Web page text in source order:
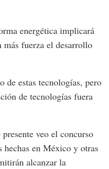
energética implicará
fuerza el desarrollo
de estas tecnologías, pero
de tecnologías fuera
veo el concurso
hechas en México y otras
alcanzar la